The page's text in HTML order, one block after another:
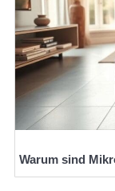
Warum sind